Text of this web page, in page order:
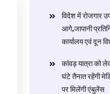
विदेश में रोजगार
आगे,जापानी
कार्यालय एवं दून
​कांवड़ यात्रा को
घंटे तैनात रहेंगी
पर मिलेंगी एंबुलेंस